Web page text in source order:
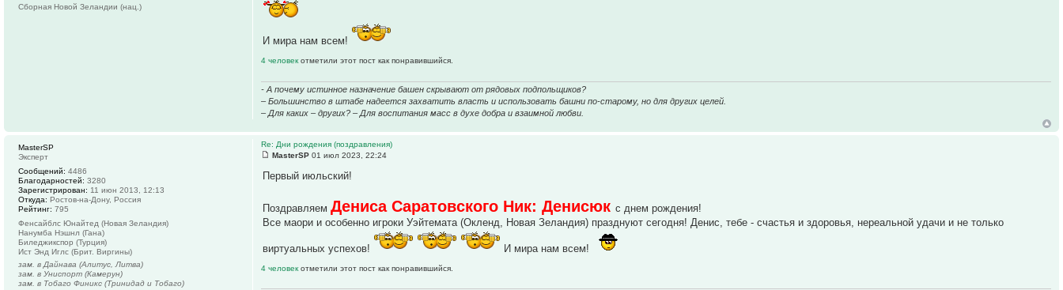
И мира нам всем!
4 человекотметили этот пост как понравившийся.
- А почему истинное назначение башен скрывают от рядовых подпольщиков?
– Большинство в штабе надеется захватить власть и использовать башни по-старому, но для других целей.
– Для каких – других? – Для воспитания масс в духе добра и взаимной любви.
Сборная Новой Зеландии (нац.)
Re: Дни рождения (поздравления)
MasterSP 01 июл 2023, 22:24
Первый июльский!
ПоздравляемДениса Саратовского Ник: Денисюкс днем рождения!
Все маори и особенно игроки Уэйтемата (Окленд, Новая Зеландия) празднуют сегодня! Денис, тебе - счастья и здоровья, нереальной удачи и не только
виртуальных успехов! И мира нам всем!
4 человекотметили этот пост как понравившийся.
MasterSP
Эксперт
Сообщений: 4486
Благодарностей: 3280
Зарегистрирован: 11 июн 2013, 12:13
Откуда: Ростов-на-Дону, Россия
Рейтинг: 795
Фенсайблс Юнайтед (Новая Зеландия)
Нанумба Нэшнл (Гана)
Биледжикспор (Турция)
Ист Энд Иглс (Брит. Виргины)
зам. в Дайнава (Алитус, Литва)
зам. в Униспорт (Камерун)
зам. в Тобаго Финикс (Тринидад и Тобаго)